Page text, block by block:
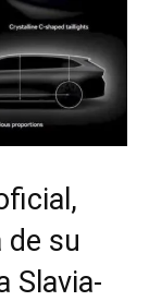
de su
Slavia-